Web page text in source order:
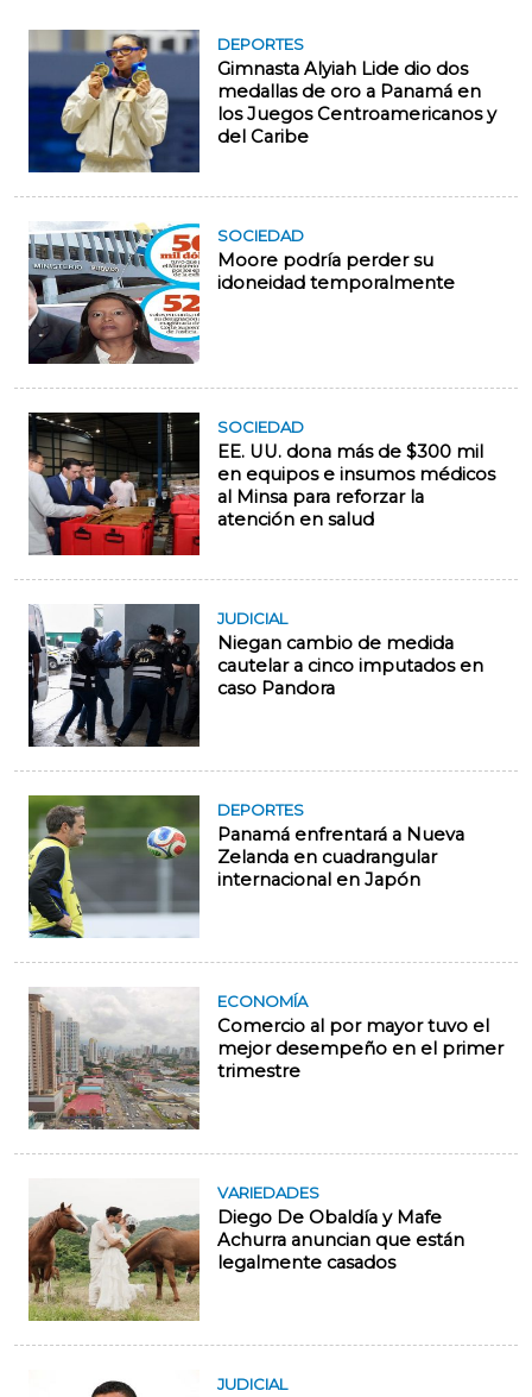
DEPORTES
Gimnasta Alyiah Lide dio dos
medallas de oro a Panamá en
los Juegos Centroamericanos y
del Caribe
SOCIEDAD
Moore podría perder su
idoneidad temporalmente
SOCIEDAD
EE. UU. dona más de $300 mil
en equipos e insumos médicos
al Minsa para reforzar la
atención en salud
JUDICIAL
Niegan cambio de medida
cautelar a cinco imputados en
caso Pandora
DEPORTES
Panamá enfrentará a Nueva
Zelanda en cuadrangular
internacional en Japón
ECONOMÍA
Comercio al por mayor tuvo el
mejor desempeño en el primer
trimestre
VARIEDADES
Diego De Obaldía y Mafe
Achurra anuncian que están
legalmente casados
JUDICIAL